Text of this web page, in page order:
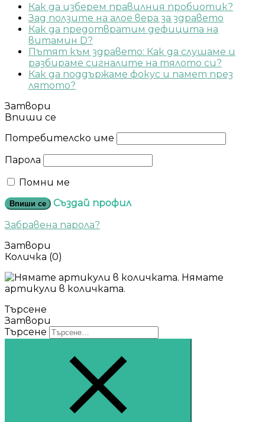
Как да изберем правилния пробиотик?
Зад ползите на алое вера за здравето
Как да предотвратим дефицита на
витамин D?
Пътят към здравето: Как да слушаме и
разбираме сигналите на тялото си?
Как да поддържаме фокус и памет през
лятото?
Затвори
Впиши се
Потребителско име
Парола
Помни ме
Впиши се
Създай профил
Забравена парола?
Затвори
Количка (0)
Нямате
артикули в количката.
Търсене
Затвори
Търсене